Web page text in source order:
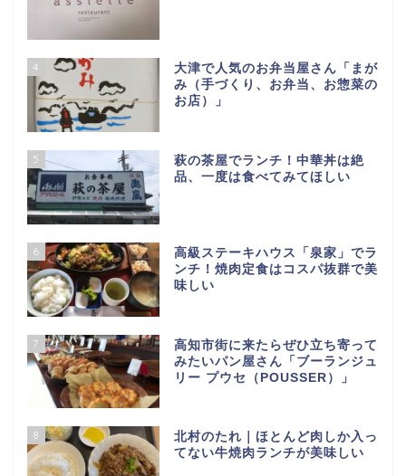
4
大津で人気のお弁当屋さん「まが
み（手づくり、お弁当、お惣菜の
お店）」
5
萩の茶屋でランチ！中華丼は絶
品、一度は食べてみてほしい
6
高級ステーキハウス「泉家」でラ
ンチ！焼肉定食はコスパ抜群で美
味しい
7
高知市街に来たらぜひ立ち寄って
みたいパン屋さん「ブーランジュ
リー プウセ（POUSSER）」
8
北村のたれ｜ほとんど肉しか入っ
てない牛焼肉ランチが美味しい